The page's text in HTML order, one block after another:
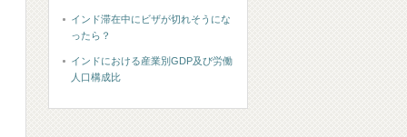
インド滞在中にビザが切れそうにな
ったら？
インドにおける産業別GDP及び労働
人口構成比